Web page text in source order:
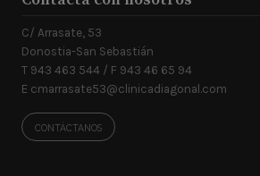
C/ Arrasate, 53
Donostia-San Sebastián
T 943 463 544 / F 943 46 65 94
E cmarrasate53@clinicadiagonal.com
CONTÁCTANOS